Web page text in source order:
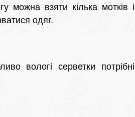
можна взяти кілька мотків і
одяг.
вологі серветки потрібні